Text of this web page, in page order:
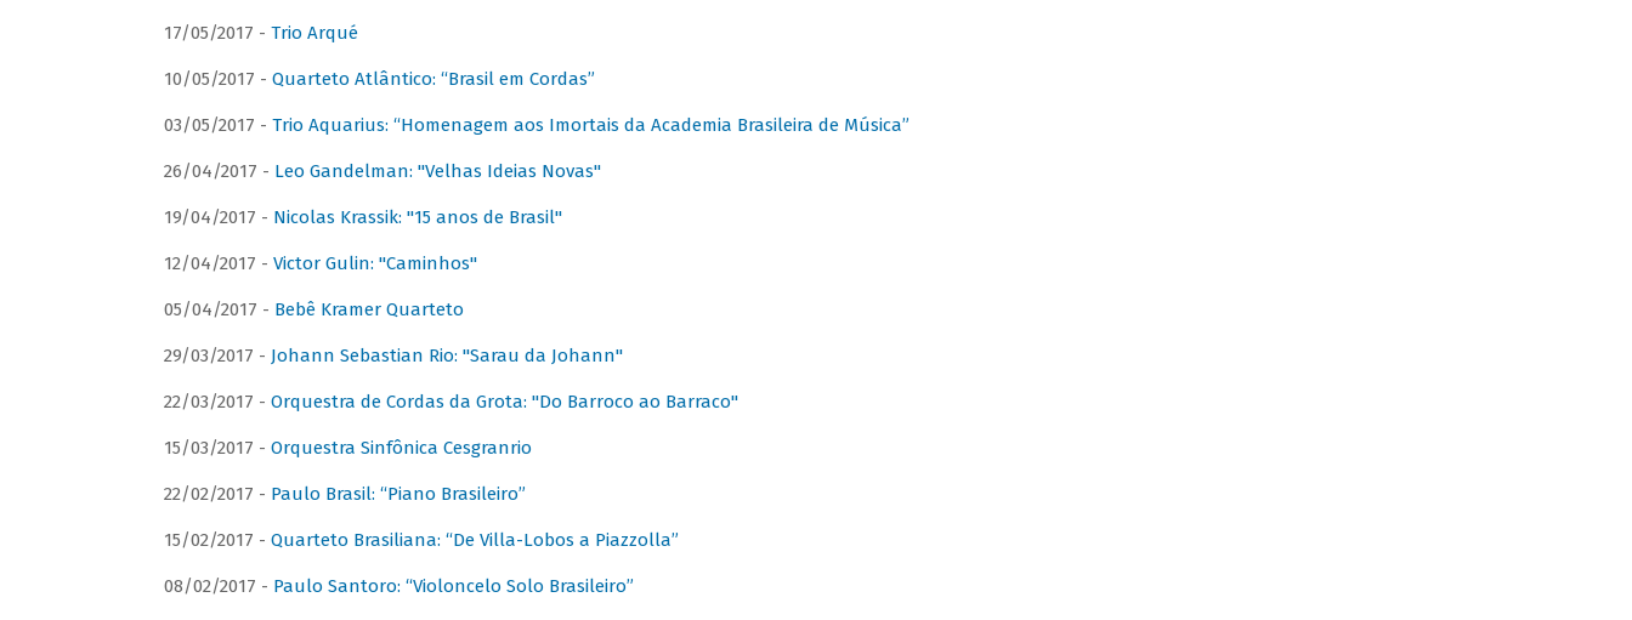
17/05/2017 - Trio Arqué
10/05/2017 - Quarteto Atlântico: “Brasil em Cordas”
03/05/2017 - Trio Aquarius: “Homenagem aos Imortais da Academia Brasileira de Música”
26/04/2017 - Leo Gandelman: "Velhas Ideias Novas"
19/04/2017 - Nicolas Krassik: "15 anos de Brasil"
12/04/2017 - Victor Gulin: "Caminhos"
05/04/2017 - Bebê Kramer Quarteto
29/03/2017 - Johann Sebastian Rio: "Sarau da Johann"
22/03/2017 - Orquestra de Cordas da Grota: "Do Barroco ao Barraco"
15/03/2017 - Orquestra Sinfônica Cesgranrio
22/02/2017 - Paulo Brasil: “Piano Brasileiro”
15/02/2017 - Quarteto Brasiliana: “De Villa-Lobos a Piazzolla”
08/02/2017 - Paulo Santoro: “Violoncelo Solo Brasileiro”